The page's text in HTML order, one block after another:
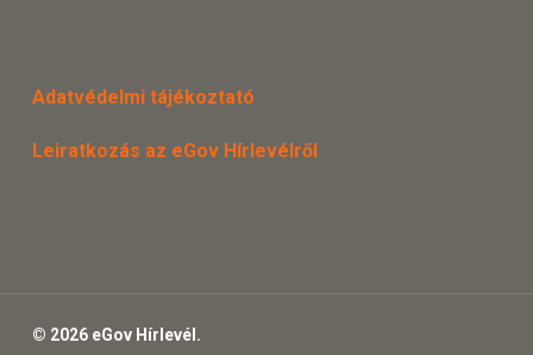
Adatvédelmi tájékoztató
Leiratkozás az eGov Hírlevélről
© 2026 eGov Hírlevél.